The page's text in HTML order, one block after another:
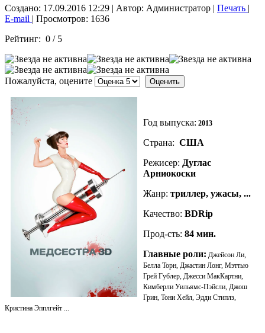
Создано: 17.09.2016 12:29 | Автор: Администратор | Печать |
E-mail | Просмотров: 1636
Рейтинг: 0 / 5
Пожалуйста, оцените
Год выпуска: 2013
Страна: США
Режисер: Дуглас
Арниокоски
Жанр: триллер, ужасы, ...
Качество: BDRip
Прод-сть: 84 мин.
Главные роли: Джейсон Ли,
Белла Торн, Джастин Лонг, Мэттью
Грей Гублер, Джесси МакКартни,
Кимберли Уильямс-Пэйсли, Джош
Грин, Тони Хейл, Эдди Стиплз,
Кристина Эпплгейт ...